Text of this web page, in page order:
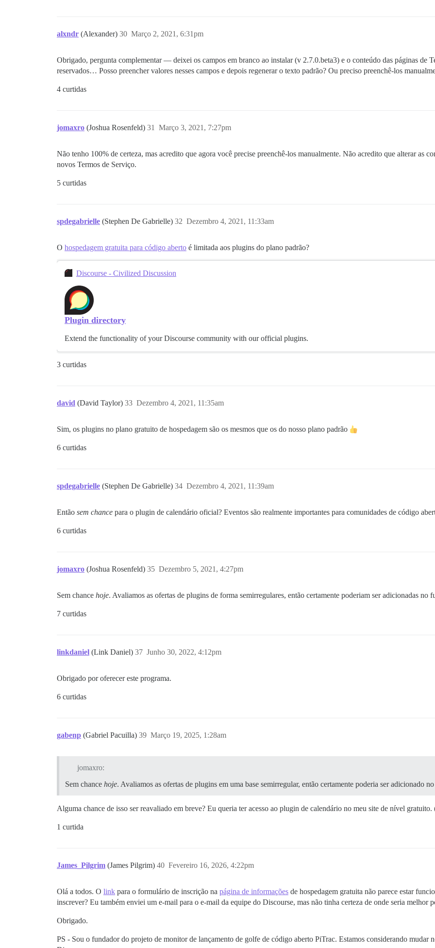
alxndr (Alexander) Março 2, 2021, 6:31pm
30
Obrigado, pergunta complementar — deixei os campos em branco ao instalar (v 2.7.0.beta3) e o conteúdo das páginas de
reservados… Posso preencher valores nesses campos e depois regenerar o texto padrão? Ou preciso preenchê-los
4 curtidas
jomaxro (Joshua Rosenfeld) Março 3, 2021, 7:27pm
31
Não tenho 100% de certeza, mas acredito que agora você precise preenchê-los manualmente. Não acredito que alterar as
novos Termos de Serviço.
5 curtidas
spdegabrielle (Stephen De Gabrielle) Dezembro 4, 2021, 11:33am
32
O hospedagem gratuita para código aberto é limitada aos plugins do plano padrão?
Discourse - Civilized Discussion
Plugin directory
Extend the functionality of your Discourse community with our official plugins.
3 curtidas
david (David Taylor) Dezembro 4, 2021, 11:35am
33
Sim, os plugins no plano gratuito de hospedagem são os mesmos que os do nosso plano padrão
6 curtidas
spdegabrielle (Stephen De Gabrielle) Dezembro 4, 2021, 11:39am
34
Então sem chance para o plugin de calendário oficial? Eventos são realmente importantes para comunidades de código
6 curtidas
jomaxro (Joshua Rosenfeld) Dezembro 5, 2021, 4:27pm
35
Sem chance hoje. Avaliamos as ofertas de plugins de forma semirregulares, então certamente poderiam ser adicionadas no
7 curtidas
linkdaniel (Link Daniel) Junho 30, 2022, 4:12pm
37
Obrigado por oferecer este programa.
6 curtidas
gabenp (Gabriel Pacuilla) Março 19, 2025, 1:28am
39
jomaxro:
Sem chance hoje. Avaliamos as ofertas de plugins em uma base semirregular, então certamente poderia ser adicionado
Alguma chance de isso ser reavaliado em breve? Eu queria ter acesso ao plugin de calendário no meu site de nível
1 curtida
James_Pilgrim (James Pilgrim) Fevereiro 16, 2026, 4:22pm
40
Olá a todos. O link para o formulário de inscrição na página de informações de hospedagem gratuita não parece estar
inscrever? Eu também enviei um e-mail para o e-mail da equipe do Discourse, mas não tinha certeza de onde seria melhor
Obrigado.
PS - Sou o fundador do projeto de monitor de lançamento de golfe de código aberto PiTrac. Estamos considerando mudar